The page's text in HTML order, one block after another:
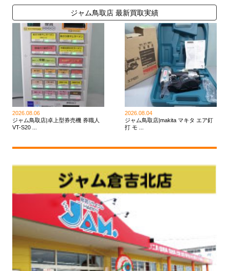
ジャム鳥取店 最新買取実績
2026.08.06
ジャム鳥取店|卓上型券売機 券職人
VT-S20 ...
2026.08.04
ジャム鳥取店|makita マキタ エア釘
打 モ ...